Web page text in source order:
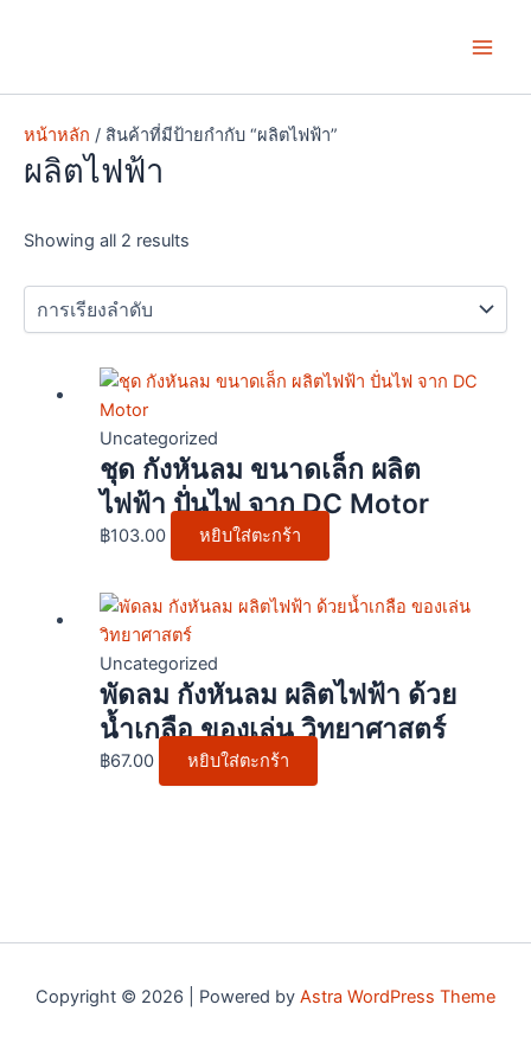
หน้าหลัก / สินค้าที่มีป้ายกำกับ “ผลิตไฟฟ้า”
ผลิตไฟฟ้า
Showing all 2 results
Uncategorized
ชุด กังหันลม ขนาดเล็ก ผลิต
ไฟฟ้า ปั่นไฟ จาก DC Motor
฿103.00 หยิบใส่ตะกร้า
Uncategorized
พัดลม กังหันลม ผลิตไฟฟ้า ด้วย
น้ำเกลือ ของเล่น วิทยาศาสตร์
฿67.00 หยิบใส่ตะกร้า
Copyright © 2026 | Powered by Astra WordPress Theme